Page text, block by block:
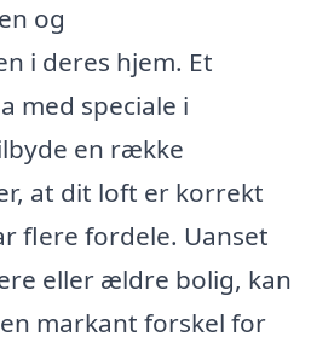
og
i deres hjem. Et
med speciale i
en række
at dit loft er korrekt
flere fordele. Uanset
eller ældre bolig, kan
markant forskel for